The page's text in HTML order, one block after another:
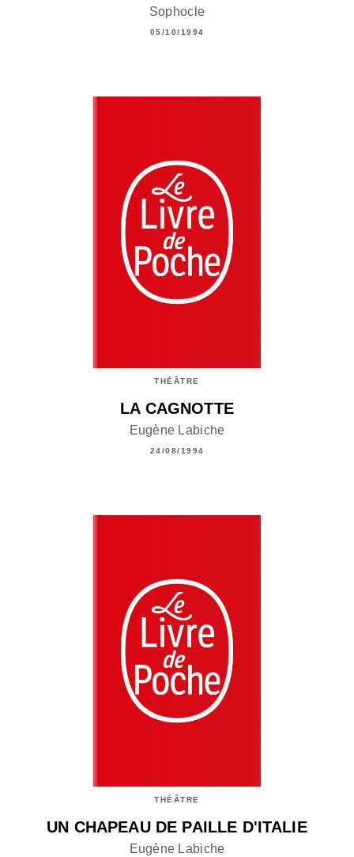
Sophocle
05/10/1994
THÉÂTRE
LA CAGNOTTE
Eugène Labiche
24/08/1994
THÉÂTRE
UN CHAPEAU DE PAILLE D'ITALIE
Eugène Labiche